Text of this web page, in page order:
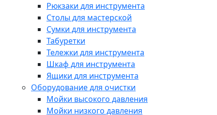
Рюкзаки для инструмента
Столы для мастерской
Сумки для инструмента
Табуретки
Тележки для инструмента
Шкаф для инструмента
Ящики для инструмента
Оборудование для очистки
Мойки высокого давления
Мойки низкого давления